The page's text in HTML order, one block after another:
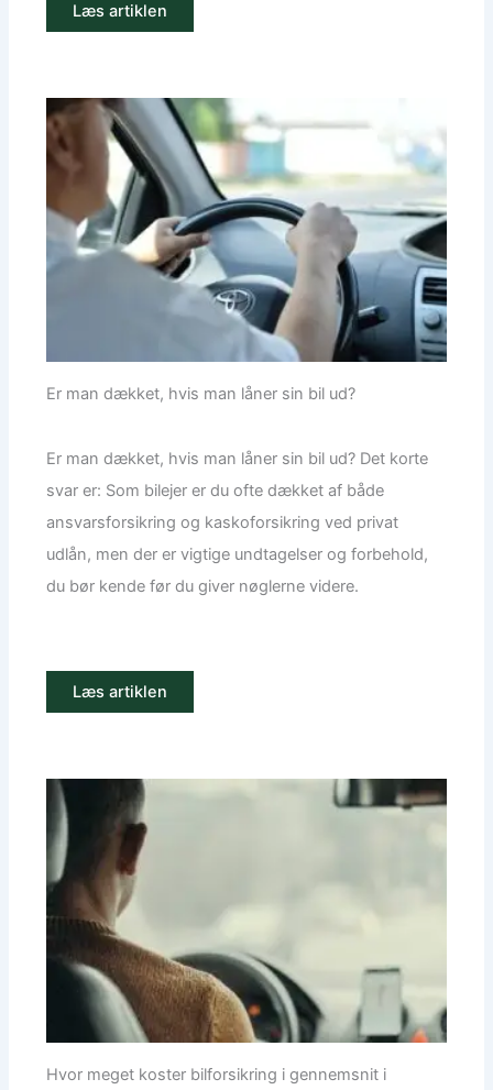
Læs artiklen
Er man dækket, hvis man låner sin bil ud?
Er man dækket, hvis man låner sin bil ud? Det korte
svar er: Som bilejer er du ofte dækket af både
ansvarsforsikring og kaskoforsikring ved privat
udlån, men der er vigtige undtagelser og forbehold,
du bør kende før du giver nøglerne videre.
Læs artiklen
Hvor meget koster bilforsikring i gennemsnit i